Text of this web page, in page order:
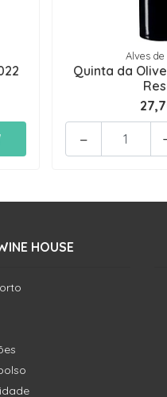
Alves de
Quinta da
-
HOUSE